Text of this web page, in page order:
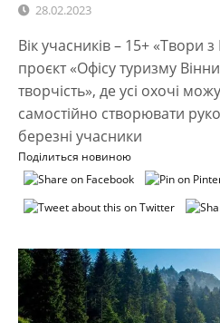
28.02.2023
Вік учасників – 15+ «Твори
проєкт «Офісу туризму
творчість», де усі охочі
самостійно створювати
березні учасники
Поділиться новиною